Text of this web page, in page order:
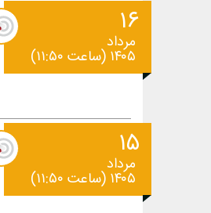
۱۶
مرداد
۱۴۰۵ (ساعت ۱۱:۵۰)
۱۵
مرداد
۱۴۰۵ (ساعت ۱۱:۵۰)